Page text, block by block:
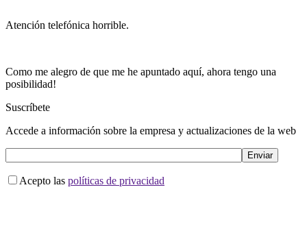
Atención telefónica horrible.
Como me alegro de que me he apuntado aquí, ahora tengo una
posibilidad!
Suscríbete
Accede a información sobre la empresa y actualizaciones de la web
Acepto las políticas de privacidad